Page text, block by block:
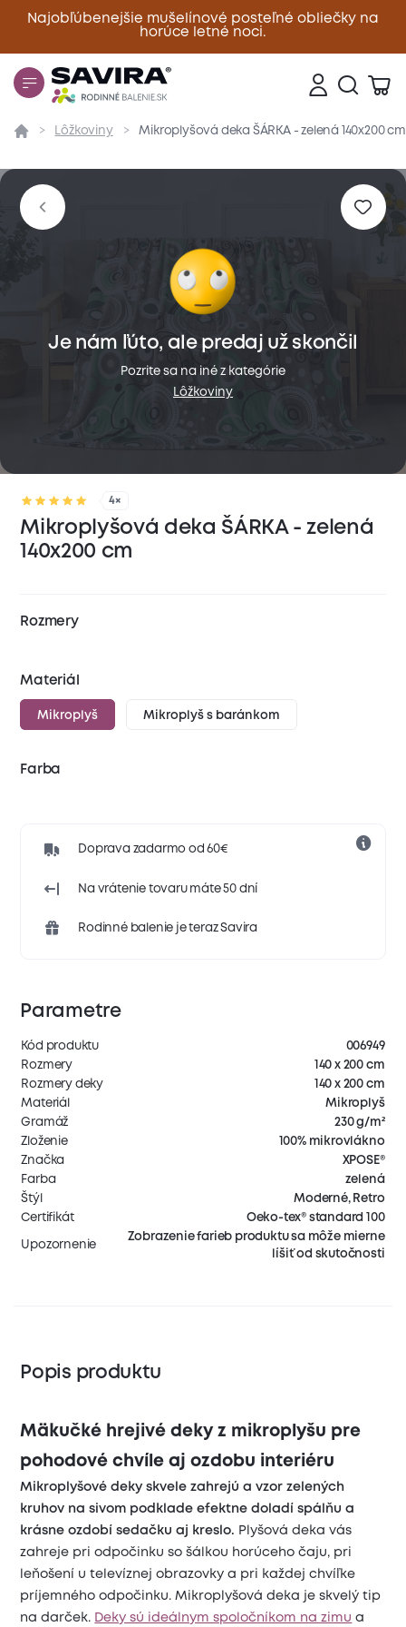
Najobľúbenejšie mušelínové posteľné obliečky na
horúce letné noci.
Zavrieť
Prehľad Parametre Popis produktu
Lôžkoviny Mikroplyšová deka ŠÁRKA - zelená 140x200 cm
4×
Mikroplyšová deka ŠÁRKA - zelená
140x200 cm
Rozmery
Materiál
Mikroplyš Mikroplyš s baránkom
Farba
Doprava zadarmo od 60€
Na vrátenie tovaru máte 50 dní
Rodinné balenie je teraz Savira
Je nám ľúto, ale predaj už skončil
Pozrite sa na iné z kategórie
Lôžkoviny
Parametre
Kód produktu
006949
Rozmery
140 x 200 cm
Rozmery deky
140 x 200 cm
Materiál
Mikroplyš
Gramáž
230 g/m²
Zloženie
100% mikrovlákno
Značka
XPOSE®
Farba
zelená
Štýl
Moderné, Retro
Certifikát
Oeko-tex® standard 100
Upozornenie
Zobrazenie farieb produktu sa môže mierne
líšiť od skutočnosti
Popis produktu
Mäkučké hrejivé deky z mikroplyšu pre
pohodové chvíle aj ozdobu interiéru
Mikroplyšové deky skvele zahrejú a vzor zelených
kruhov na sivom podklade efektne doladí spálňu a
krásne ozdobí sedačku aj kreslo. Plyšová deka vás
zahreje pri odpočinku so šálkou horúceho čaju, pri
leňošení u televíznej obrazovky a pri každej chvíľke
príjemného odpočinku. Mikroplyšová deka je skvelý tip
na darček. Deky sú ideálnym spoločníkom na zimu a